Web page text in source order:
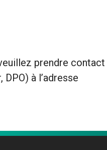
prendre contact
à l’adresse